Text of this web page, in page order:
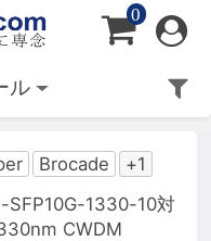
0
ル
Brocade
+1
SFP10G-1330-10対
CWDM